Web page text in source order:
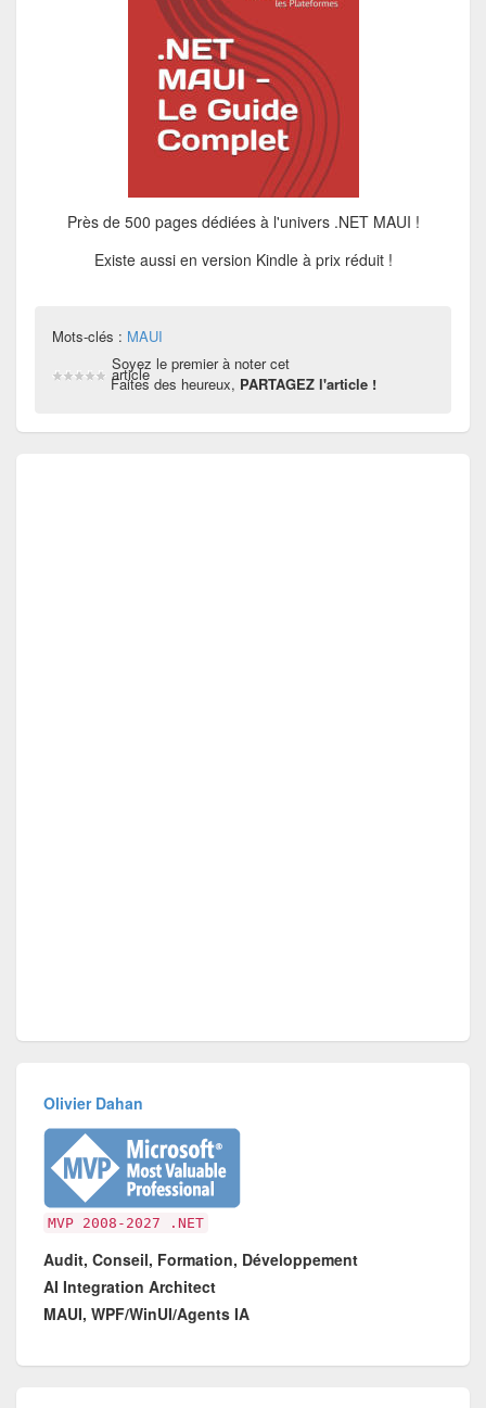
Près de 500 pages dédiées à l'univers .NET MAUI !
Existe aussi en version Kindle à prix réduit !
Mots-clés : MAUI
Soyez le premier à noter cet
article
Faites des heureux, PARTAGEZ l'article !
Olivier Dahan
MVP 2008-2027 .NET
Audit, Conseil, Formation, Développement
AI Integration Architect
MAUI, WPF/WinUI/Agents IA